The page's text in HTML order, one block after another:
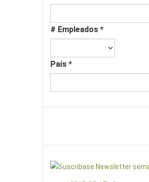
# Empleados *
País *